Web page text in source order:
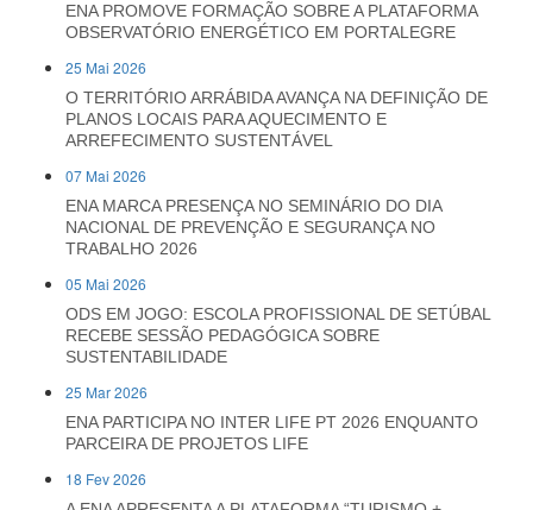
ENA PROMOVE FORMAÇÃO SOBRE A PLATAFORMA
OBSERVATÓRIO ENERGÉTICO EM PORTALEGRE
25 Mai 2026
O TERRITÓRIO ARRÁBIDA AVANÇA NA DEFINIÇÃO DE
PLANOS LOCAIS PARA AQUECIMENTO E
ARREFECIMENTO SUSTENTÁVEL
07 Mai 2026
ENA MARCA PRESENÇA NO SEMINÁRIO DO DIA
NACIONAL DE PREVENÇÃO E SEGURANÇA NO
TRABALHO 2026
05 Mai 2026
ODS EM JOGO: ESCOLA PROFISSIONAL DE SETÚBAL
RECEBE SESSÃO PEDAGÓGICA SOBRE
SUSTENTABILIDADE
25 Mar 2026
ENA PARTICIPA NO INTER LIFE PT 2026 ENQUANTO
PARCEIRA DE PROJETOS LIFE
18 Fev 2026